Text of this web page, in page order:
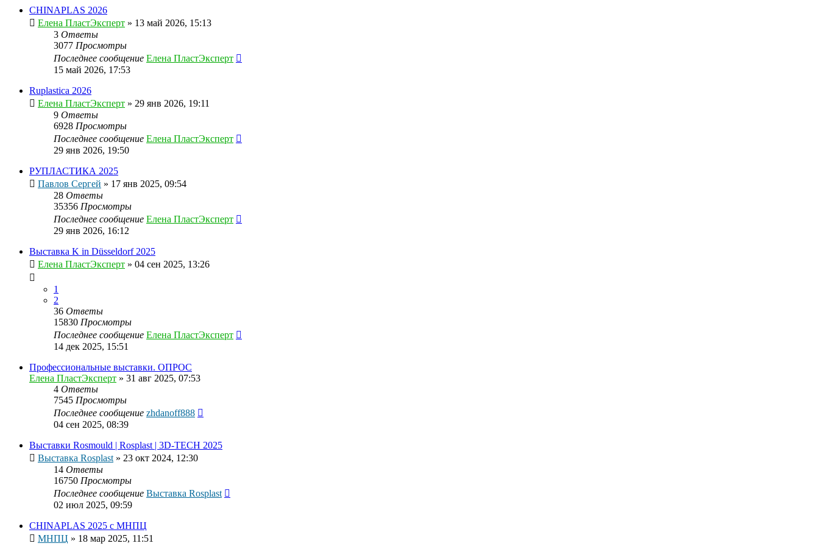
CHINAPLAS 2026
Елена ПластЭксперт » 13 май 2026, 15:13
3 Ответы
3077 Просмотры
Последнее сообщение Елена ПластЭксперт
15 май 2026, 17:53
Ruplastica 2026
Елена ПластЭксперт » 29 янв 2026, 19:11
9 Ответы
6928 Просмотры
Последнее сообщение Елена ПластЭксперт
29 янв 2026, 19:50
РУПЛАСТИКА 2025
Павлов Сергей » 17 янв 2025, 09:54
28 Ответы
35356 Просмотры
Последнее сообщение Елена ПластЭксперт
29 янв 2026, 16:12
Выставка K in Düsseldorf 2025
Елена ПластЭксперт » 04 сен 2025, 13:26
1
2
36 Ответы
15830 Просмотры
Последнее сообщение Елена ПластЭксперт
14 дек 2025, 15:51
Профеcсиональные выставки. ОПРОС
Елена ПластЭксперт » 31 авг 2025, 07:53
4 Ответы
7545 Просмотры
Последнее сообщение zhdanoff888
04 сен 2025, 08:39
Выставки Rosmould | Rosplast | 3D-TECH 2025
Выставка Rosplast» 23 окт 2024, 12:30
14 Ответы
16750 Просмотры
Последнее сообщение Выставка Rosplast
02 июл 2025, 09:59
CHINAPLAS 2025 с МНПЦ
МНПЦ » 18 мар 2025, 11:51